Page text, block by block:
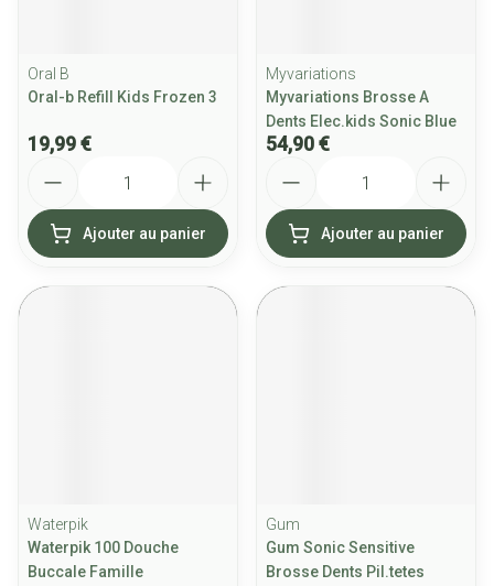
Oral B
Oral-b Refill Kids Frozen 3
19,99 €
Ajouter au panier
Myvariations
Myvariations Brosse A
Dents Elec.kids Sonic Blue
54,90 €
Ajouter au panier
Waterpik
Waterpik 100 Douche
Buccale Famille
Gum
Gum Sonic Sensitive
Brosse Dents Pil.tetes